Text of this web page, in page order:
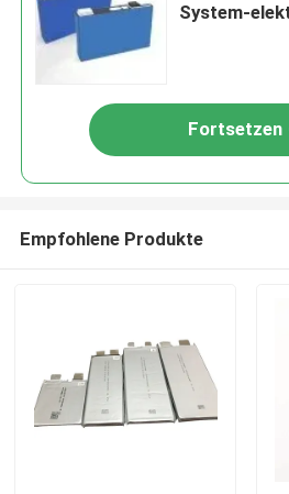
System-
Fortsetzen
Empfohlene Produkte